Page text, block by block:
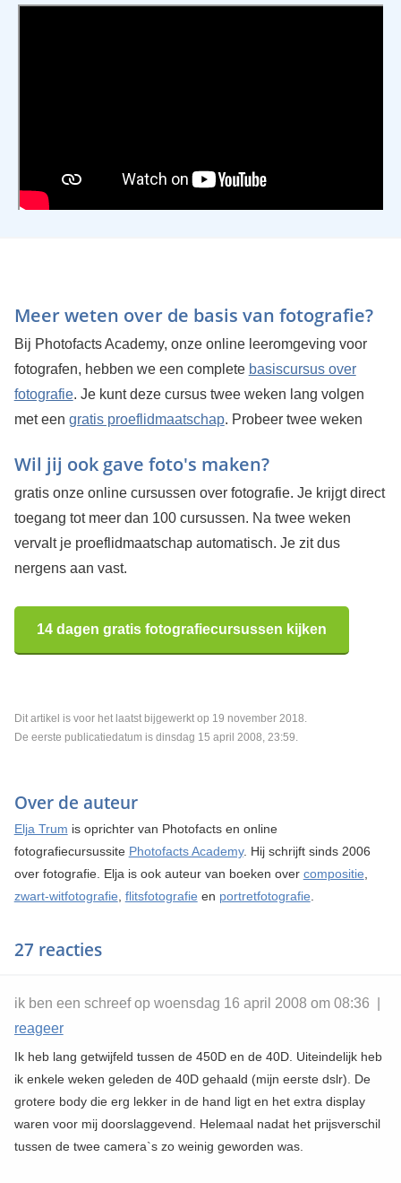
Meer weten over de basis van fotografie?
Bij Photofacts Academy, onze online leeromgeving voor
fotografen, hebben we een complete basiscursus over
fotografie. Je kunt deze cursus twee weken lang volgen
met een gratis proeflidmaatschap.
Wil jij ook gave foto's maken?
Probeer twee weken
gratis onze online cursussen over fotografie. Je krijgt direct
toegang tot meer dan 100 cursussen. Na twee weken
vervalt je proeflidmaatschap automatisch. Je zit dus
nergens aan vast.
14 dagen gratis fotografiecursussen kijken
Dit artikel is voor het laatst bijgewerkt op 19 november 2018.
De eerste publicatiedatum is dinsdag 15 april 2008, 23:59.
Over de auteur
Elja Trum is oprichter van Photofacts en online
fotografiecursussite Photofacts Academy. Hij schrijft sinds 2006
over fotografie. Elja is ook auteur van boeken over compositie
zwart-witfotografie flitsfotografie en portretfotografie
27 reacties
ik ben een schreef op woensdag 16 april 2008 om 08:36 |
reageer
Ik heb lang getwijfeld tussen de 450D en de 40D. Uiteindelijk heb
ik enkele weken geleden de 40D gehaald (mijn eerste dslr). De
grotere body die erg lekker in de hand ligt en het extra display
waren voor mij doorslaggevend. Helemaal nadat het prijsverschil
tussen de twee camera`s zo weinig geworden was.